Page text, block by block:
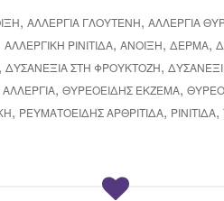
, ΑΛΛΕΡΓΊΑ ΓΛΟΥΤΈΝΗ, ΑΛΛΕΡΓΊΑ
ΑΛΛΕΡΓΙΚΉ ΡΙΝΊΤΙΔΑ, ΆΝΟΙΞΗ, ΔΕΡΜΑ,
, ΔΥΣΑΝΕΞΊΑ ΣΤΗ ΦΡΟΥΚΤΌΖΗ,
, ΘΥΡΕΟΕΙΔΉΣ ΈΚΖΕΜΑ,
, ΡΕΥΜΑΤΟΕΙΔΉΣ ΑΡΘΡΊΤΙΔΑ, ΡΙΝΊΤΙΔΑ,